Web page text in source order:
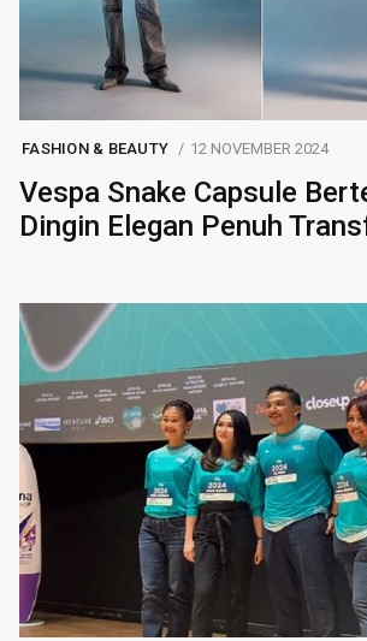
FASHION & BEAUTY 12 NOVEMBER 2024
Vespa Snake Capsule
Dingin Elegan Penuh